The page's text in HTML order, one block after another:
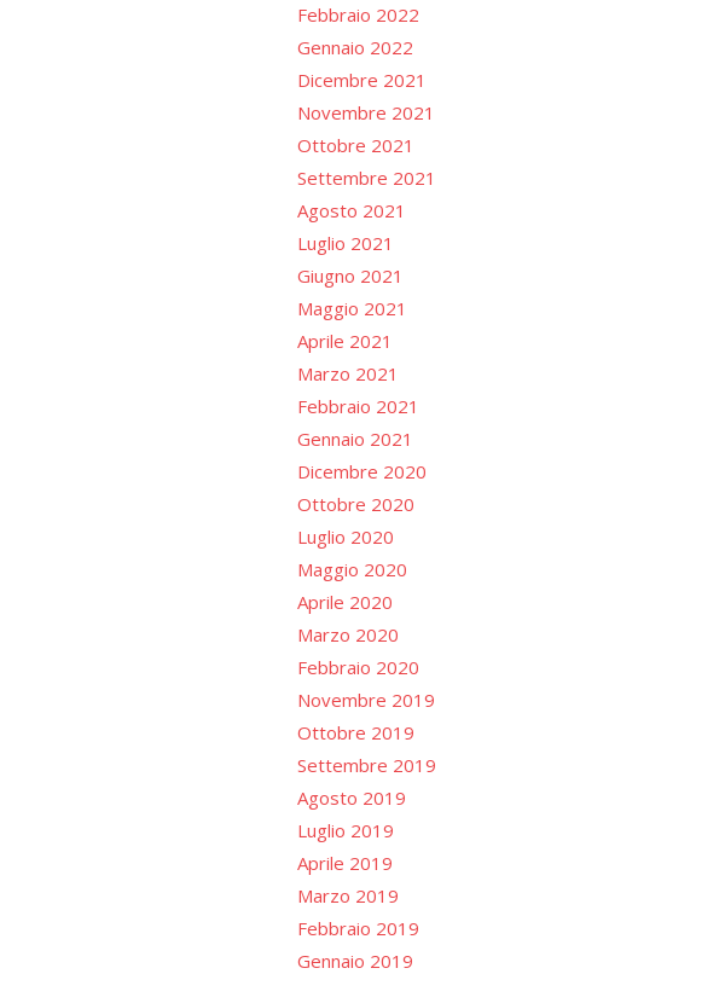
Febbraio 2022
Gennaio 2022
Dicembre 2021
Novembre 2021
Ottobre 2021
Settembre 2021
Agosto 2021
Luglio 2021
Giugno 2021
Maggio 2021
Aprile 2021
Marzo 2021
Febbraio 2021
Gennaio 2021
Dicembre 2020
Ottobre 2020
Luglio 2020
Maggio 2020
Aprile 2020
Marzo 2020
Febbraio 2020
Novembre 2019
Ottobre 2019
Settembre 2019
Agosto 2019
Luglio 2019
Aprile 2019
Marzo 2019
Febbraio 2019
Gennaio 2019